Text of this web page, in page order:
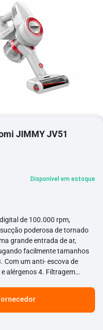
JIMMY JV51
Disponível em estoque
de 100.000 rpm,
poderosa de tornado
grande entrada de ar,
facilmente tamanhos
Com um anti- escova de
alérgenos 4. Filtragem
espera de 45 minutos de
antiácaro, escova de
leve, portátil, fácil de
inovadora, cabelo anti-